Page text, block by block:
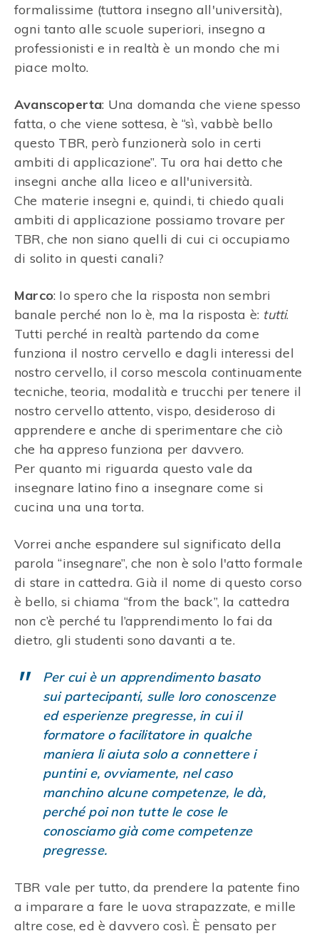
formalissime (tuttora insegno all'università),
ogni tanto alle scuole superiori, insegno a
professionisti e in realtà è un mondo che mi
piace molto.
Avanscoperta: Una domanda che viene spesso
fatta, o che viene sottesa, è “sì, vabbè bello
questo TBR, però funzionerà solo in certi
ambiti di applicazione”. Tu ora hai detto che
insegni anche alla liceo e all'università.
Che materie insegni e, quindi, ti chiedo quali
ambiti di applicazione possiamo trovare per
TBR, che non siano quelli di cui ci occupiamo
di solito in questi canali?
Marco: Io spero che la risposta non sembri
banale perché non lo è, ma la risposta è: tutti.
Tutti perché in realtà partendo da come
funziona il nostro cervello e dagli interessi del
nostro cervello, il corso mescola continuamente
tecniche, teoria, modalità e trucchi per tenere il
nostro cervello attento, vispo, desideroso di
apprendere e anche di sperimentare che ciò
che ha appreso funziona per davvero.
Per quanto mi riguarda questo vale da
insegnare latino fino a insegnare come si
cucina una una torta.
Vorrei anche espandere sul significato della
parola “insegnare”, che non è solo l'atto formale
di stare in cattedra. Già il nome di questo corso
è bello, si chiama “from the back”, la cattedra
non c’è perché tu l’apprendimento lo fai da
dietro, gli studenti sono davanti a te.
Per cui è un apprendimento basato
sui partecipanti, sulle loro conoscenze
ed esperienze pregresse, in cui il
formatore o facilitatore in qualche
maniera li aiuta solo a connettere i
puntini e, ovviamente, nel caso
manchino alcune competenze, le dà,
perché poi non tutte le cose le
conosciamo già come competenze
pregresse.
TBR vale per tutto, da prendere la patente fino
a imparare a fare le uova strapazzate, e mille
altre cose, ed è davvero così. È pensato per